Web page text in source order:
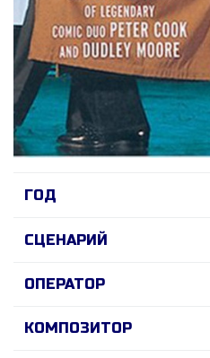
ГОД
СЦЕНАРИЙ
ОПЕРАТОР
КОМПОЗИТОР